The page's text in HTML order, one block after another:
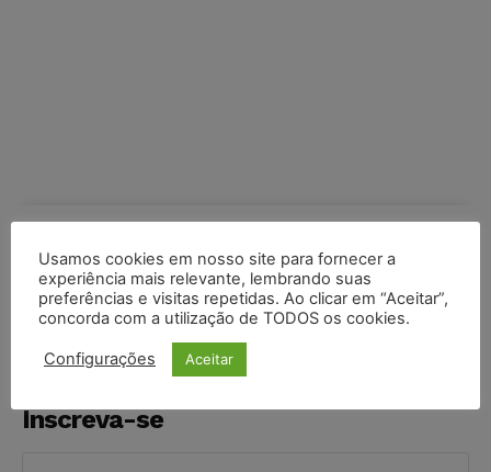
Inscreva-se
Usamos cookies em nosso site para fornecer a
experiência mais relevante, lembrando suas
preferências e visitas repetidas. Ao clicar em “Aceitar”,
concorda com a utilização de TODOS os cookies.
Configurações Aceitar